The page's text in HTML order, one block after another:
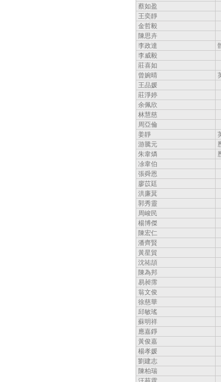
蔡如盈
王奕靜
金哲毅
陳思卉
李政達
李威毅
莊喜如
曾婉晴
王品媛
莊淨婷
余佩欣
林慧慈
周亞倫
姜靜
游騰元
朱韋燐
凃韋伯
張舜恩
廖苡廷
洪廉萁
郭秀靈
周峻民
楊博傑
陳宏仁
潘齊賢
黃星貿
沈祐頡
陳為邦
易昶霈
翁文俊
徐慈華
邱敏瑤
蘇明祥
應嘉錚
黃俊嘉
楊孝媛
劉建志
陳柏瑞